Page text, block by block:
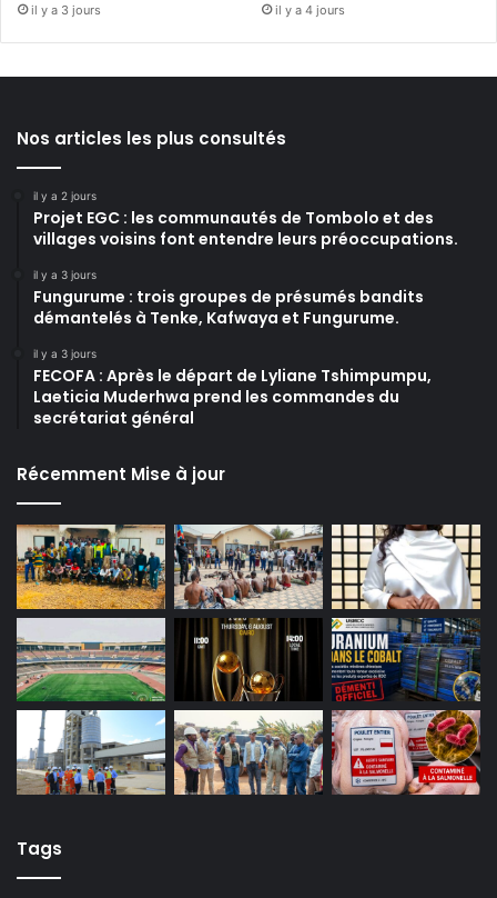
il y a 3 jours il y a 4 jours
Nos articles les plus consultés
il y a 2 jours
Projet EGC : les communautés de Tombolo et des
villages voisins font entendre leurs préoccupations.
il y a 3 jours
Fungurume : trois groupes de présumés bandits
démantelés à Tenke, Kafwaya et Fungurume.
il y a 3 jours
FECOFA : Après le départ de Lyliane Tshimpumpu,
Laeticia Muderhwa prend les commandes du
secrétariat général
Récemment Mise à jour
Tags